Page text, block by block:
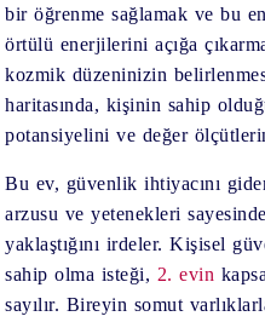
bir öğrenme sağlamak ve bu
örtülü enerjilerini açığa
kozmik düzeninizin
haritasında, kişinin sahip
potansiyelini ve değer
Bu ev, güvenlik ihtiyacını
arzusu ve yetenekleri
yaklaştığını irdeler. Kişisel
sahip olma isteği, 2. evin
sayılır. Bireyin somut